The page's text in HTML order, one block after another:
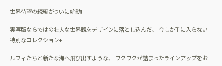
世界待望の続編がついに始動!
実写版ならではの壮大な世界観をデザインに落とし込んだ、 今しか手に入らない
特別なコレクション+
ルフィたちと新たな海へ飛び出すような、 ワクワクが詰まったラインアップをお